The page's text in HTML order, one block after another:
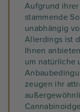
Aufgrund
stammende
unabhängig
Allerdings ist
Ihnen
um natürliche
zeugen ihr